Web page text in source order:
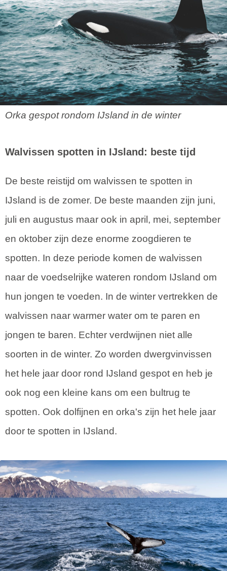
Orka gespot rondom IJsland in de winter
Walvissen spotten in IJsland: beste tijd
De beste reistijd om walvissen te spotten in
IJsland is de zomer. De beste maanden zijn juni,
juli en augustus maar ook in april, mei, september
en oktober zijn deze enorme zoogdieren te
spotten. In deze periode komen de walvissen
naar de voedselrijke wateren rondom IJsland om
hun jongen te voeden. In de winter vertrekken de
walvissen naar warmer water om te paren en
jongen te baren. Echter verdwijnen niet alle
soorten in de winter. Zo worden dwergvinvissen
het hele jaar door rond IJsland gespot en heb je
ook nog een kleine kans om een bultrug te
spotten. Ook dolfijnen en orka's zijn het hele jaar
door te spotten in IJsland.